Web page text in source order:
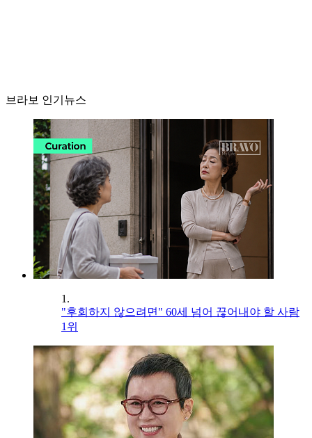
브라보 인기뉴스
1.
"후회하지 않으려면" 60세 넘어 끊어내야 할 사람
1위